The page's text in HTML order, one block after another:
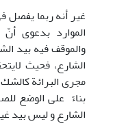
غير أنه ربما يفصل
الموارد بدعوی
والموقف فيه بيد
الشارع، فحيث
مجری البرائة
بناءً علی الوضع
الشارع و ليس بيد